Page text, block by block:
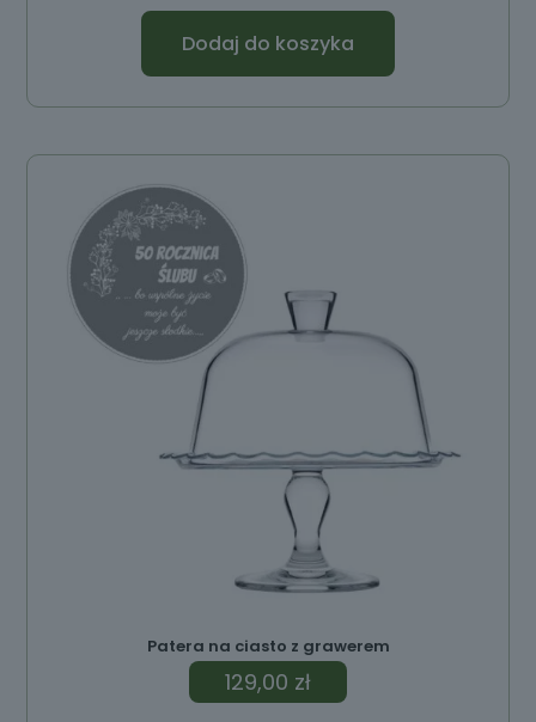
Dodaj do koszyka
Patera na ciasto z grawerem
129,00 zł